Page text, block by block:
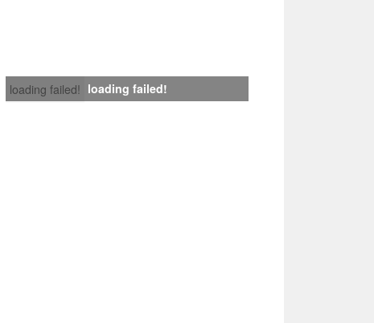
loading failed! loading failed!